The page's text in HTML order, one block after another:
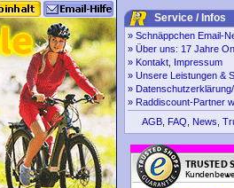
Service / Infos
» Schnäppchen Email-
» Über uns: 17 Jahre
» Kontakt, Impressum
» Unsere Leistungen &
»
» Raddiscount-Partner
AGB FAQ News